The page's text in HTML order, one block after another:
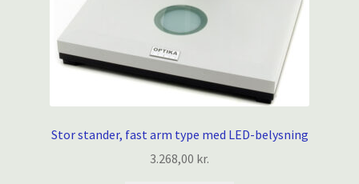
Stor stander, fast arm type med LED-belysning
3.268,00 kr.